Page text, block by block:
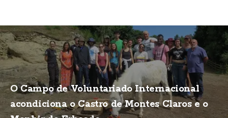
O Campo de Voluntariado Internacional
acondiciona o Castro de Montes Claros e o